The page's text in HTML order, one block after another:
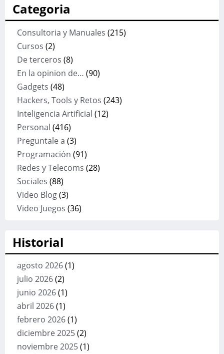
Categoria
Consultoria y Manuales (215)
Cursos (2)
De terceros (8)
En la opinion de… (90)
Gadgets (48)
Hackers, Tools y Retos (243)
Inteligencia Artificial (12)
Personal (416)
Preguntale a (3)
Programación (91)
Redes y Telecoms (28)
Sociales (88)
Video Blog(3)
Video Juegos (36)
Historial
agosto 2026(1)
julio 2026(2)
junio 2026(1)
abril 2026(1)
febrero 2026(1)
diciembre 2025(2)
noviembre 2025(1)